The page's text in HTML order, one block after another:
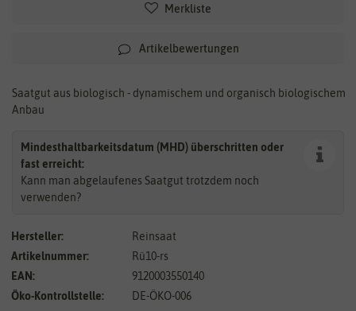
Merkliste
Artikelbewertungen
Saatgut aus biologisch - dynamischem und organisch biologischem
Anbau
Mindesthaltbarkeitsdatum (MHD) überschritten oder
fast erreicht:
Kann man abgelaufenes Saatgut trotzdem noch
verwenden?
Hersteller:
Reinsaat
Artikelnummer:
Rü10-rs
EAN:
9120003550140
Öko-Kontrollstelle:
DE-ÖKO-006